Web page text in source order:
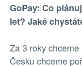
GoPay: Co
let? Jaké
Za 3 roky
Česku chceme